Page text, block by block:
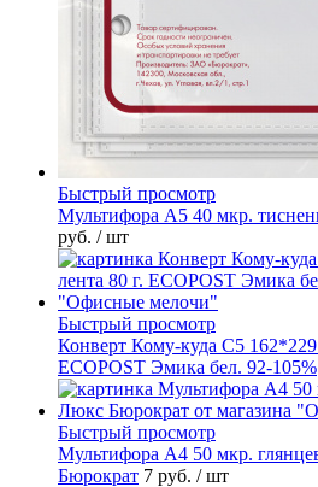
Быстрый просмотр
Мультифора А5 40 мкр.
руб. / шт
Быстрый просмотр
Конверт Кому-куда С5 162*229
ECOPOST Эмика бел. 92-105%
Быстрый просмотр
Мультифора А4 50 мкр.
Бюрократ 7 руб. / шт